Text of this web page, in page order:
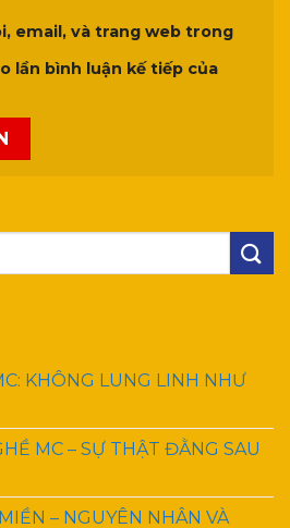
email, và trang web trong
lần bình luận kế tiếp của
KHÔNG LUNG LINH NHƯ
MC – SỰ THẬT ĐẰNG SAU
– NGUYÊN NHÂN VÀ